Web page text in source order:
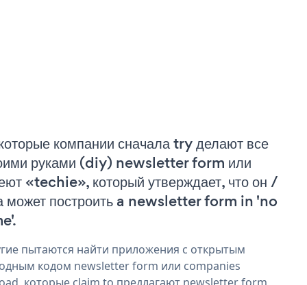
компании сначала try делают все
руками (diy) newsletter form или
«techie», который утверждает, что он /
может построить a newsletter form in 'no
пытаются найти приложения с открытым
кодом newsletter form или companies